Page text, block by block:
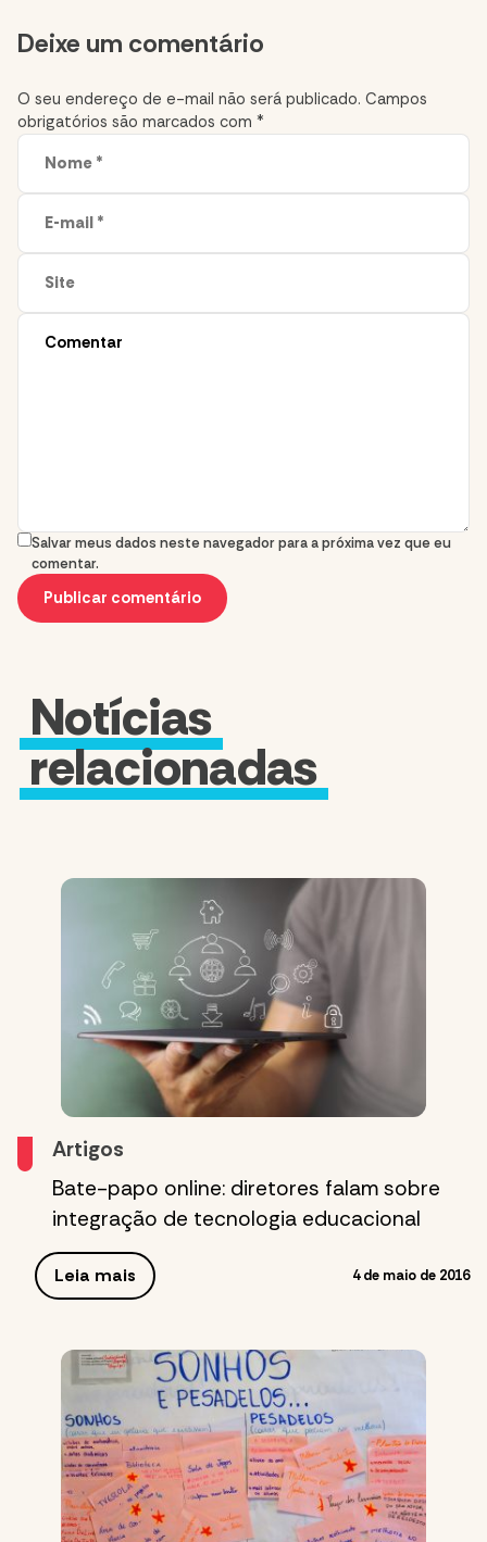
Comment
section
Deixe um comentário
O seu endereço de e-mail não será publicado. Campos
obrigatórios são marcados com *
Salvar meus dados neste navegador para a próxima vez que eu
comentar.
Notícias
relacionadas
Artigos
Bate-papo online: diretores falam sobre
integração de tecnologia educacional
Leia mais 4 de maio de 2016